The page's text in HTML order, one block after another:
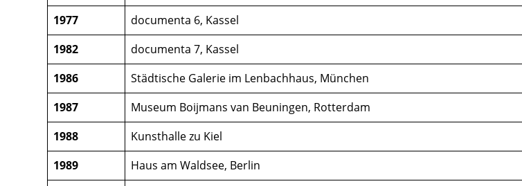
1977
documenta 6, Kassel
1982
documenta 7, Kassel
1986
Städtische Galerie im Lenbachhaus, München
1987
Museum Boijmans van Beuningen, Rotterdam
1988
Kunsthalle zu Kiel
1989
Haus am Waldsee, Berlin